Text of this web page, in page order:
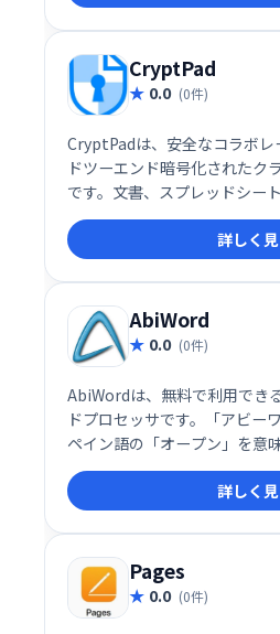
CryptPad
0.0 (0件)
CryptPadは、安全なコラボレ
ドツーエンド暗号化されたク
です。文書、スプレッドシー
的なオフィスツールをプライ
提供します。送信前にデータ
ーザーのみがアクセス可能で
進められる、安全でプライベ
ます。
詳しく
AbiWord
0.0 (0件)
AbiWordは、無料で利用でき
ドプロセッサです。「アビー
ペイン語の「オープン」を意
ます。Linux、macOS、
応し、文書作成をシンプルに
詳しく
Pages
0.0 (0件)